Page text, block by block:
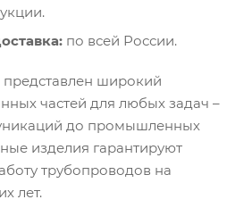
по всей России.
широкий
частей для любых задач –
до промышленных
изделия гарантируют
трубопроводов на
лет.